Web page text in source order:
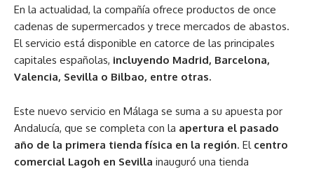
En la actualidad, la compañía ofrece productos de once
cadenas de supermercados y trece mercados de abastos.
El servicio está disponible en catorce de las principales
capitales españolas, incluyendo Madrid, Barcelona,
Valencia, Sevilla o Bilbao, entre otras.
Este nuevo servicio en Málaga se suma a su apuesta por
Andalucía, que se completa con la apertura el pasado
año de la primera tienda física en la región. El centro
comercial Lagoh en Sevilla inauguró una tienda